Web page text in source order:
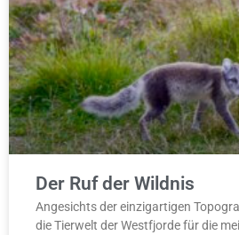
Der Ruf der Wildnis
Angesichts der einzigartigen
die Tierwelt der Westfjorde für die